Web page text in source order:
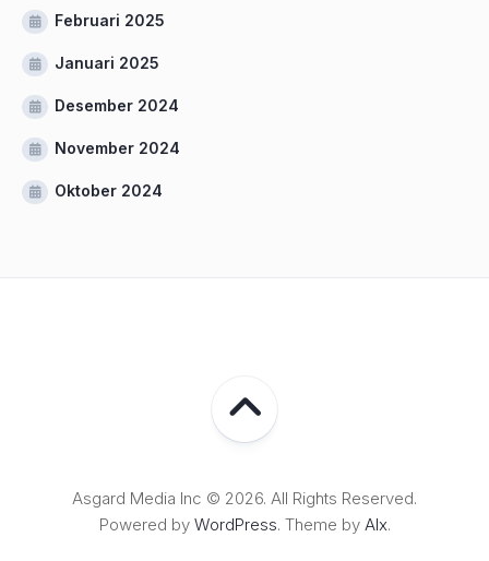
Februari 2025
Januari 2025
Desember 2024
November 2024
Oktober 2024
Asgard Media Inc © 2026. All Rights Reserved.
Powered by WordPress. Theme by Alx.